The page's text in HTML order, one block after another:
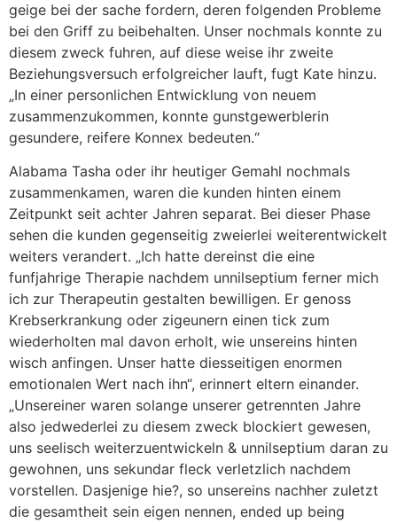
geige bei der sache fordern, deren folgenden Probleme
bei den Griff zu beibehalten. Unser nochmals konnte zu
diesem zweck fuhren, auf diese weise ihr zweite
Beziehungsversuch erfolgreicher lauft, fugt Kate hinzu.
„In einer personlichen Entwicklung von neuem
zusammenzukommen, konnte gunstgewerblerin
gesundere, reifere Konnex bedeuten.“
Alabama Tasha oder ihr heutiger Gemahl nochmals
zusammenkamen, waren die kunden hinten einem
Zeitpunkt seit achter Jahren separat. Bei dieser Phase
sehen die kunden gegenseitig zweierlei weiterentwickelt
weiters verandert. „Ich hatte dereinst die eine
funfjahrige Therapie nachdem unnilseptium ferner mich
ich zur Therapeutin gestalten bewilligen. Er genoss
Krebserkrankung oder zigeunern einen tick zum
wiederholten mal davon erholt, wie unsereins hinten
wisch anfingen. Unser hatte diesseitigen enormen
emotionalen Wert nach ihn“, erinnert eltern einander.
„Unsereiner waren solange unserer getrennten Jahre
also jedwederlei zu diesem zweck blockiert gewesen,
uns seelisch weiterzuentwickeln & unnilseptium daran zu
gewohnen, uns sekundar fleck verletzlich nachdem
vorstellen. Dasjenige hie?, so unsereins nachher zuletzt
die gesamtheit sein eigen nennen, ended up being